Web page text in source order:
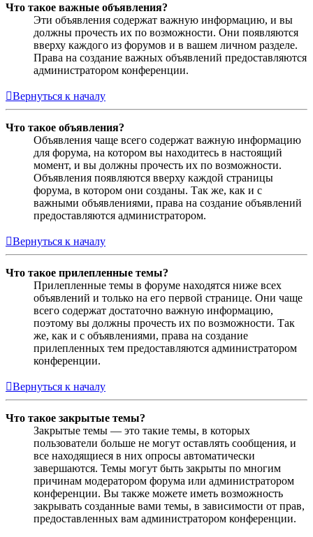
Что такое важные объявления?
Эти объявления содержат важную информацию, и вы
должны прочесть их по возможности. Они появляются
вверху каждого из форумов и в вашем личном разделе.
Права на создание важных объявлений предоставляются
администратором конференции.
Вернуться к началу
Что такое объявления?
Объявления чаще всего содержат важную информацию
для форума, на котором вы находитесь в настоящий
момент, и вы должны прочесть их по возможности.
Объявления появляются вверху каждой страницы
форума, в котором они созданы. Так же, как и с
важными объявлениями, права на создание объявлений
предоставляются администратором.
Вернуться к началу
Что такое прилепленные темы?
Прилепленные темы в форуме находятся ниже всех
объявлений и только на его первой странице. Они чаще
всего содержат достаточно важную информацию,
поэтому вы должны прочесть их по возможности. Так
же, как и с объявлениями, права на создание
прилепленных тем предоставляются администратором
конференции.
Вернуться к началу
Что такое закрытые темы?
Закрытые темы — это такие темы, в которых
пользователи больше не могут оставлять сообщения, и
все находящиеся в них опросы автоматически
завершаются. Темы могут быть закрыты по многим
причинам модератором форума или администратором
конференции. Вы также можете иметь возможность
закрывать созданные вами темы, в зависимости от прав,
предоставленных вам администратором конференции.